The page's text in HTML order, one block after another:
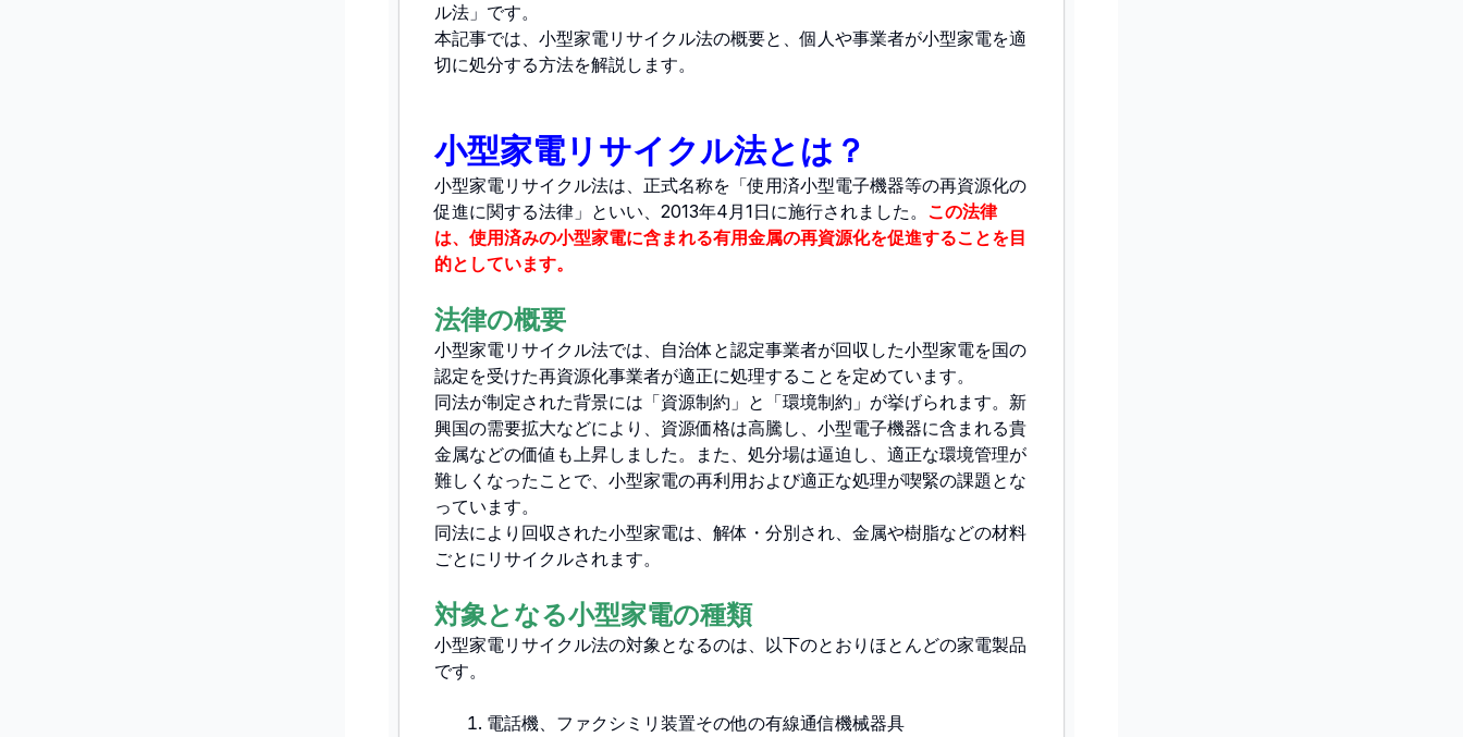
ル法」です。
本記事では、小型家電リサイクル法の概要と、個人や事業者が小型家電を適
切に処分する方法を解説します。
小型家電リサイクル法とは？
小型家電リサイクル法は、正式名称を「使用済小型電子機器等の再資源化の
促進に関する法律」といい、2013年4月1日に施行されました。 この法律
は、使用済みの小型家電に含まれる有用金属の再資源化を促進することを目
的としています。
法律の概要
小型家電リサイクル法では、自治体と認定事業者が回収した小型家電を国の
認定を受けた再資源化事業者が適正に処理することを定めています。
同法が制定された背景には「資源制約」と「環境制約」が挙げられます。新
興国の需要拡大などにより、資源価格は高騰し、小型電子機器に含まれる貴
金属などの価値も上昇しました。また、処分場は逼迫し、適正な環境管理が
難しくなったことで、小型家電の再利用および適正な処理が喫緊の課題とな
っています。
同法により回収された小型家電は、解体・分別され、金属や樹脂などの材料
ごとにリサイクルされます。
対象となる小型家電の種類
小型家電リサイクル法の対象となるのは、以下のとおりほとんどの家電製品
です。
電話機、ファクシミリ装置その他の有線通信機械器具